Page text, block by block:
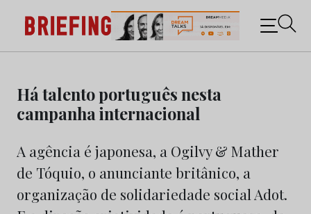
content
Briefing: Todas as notícias sobre os negócios do
Marketing e da Publicidade
Há talento português nesta
campanha internacional
A agência é japonesa, a Ogilvy & Mather
de Tóquio, o anunciante britânico, a
organização de solidariedade social Adot.